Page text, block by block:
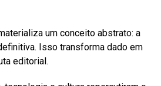
um conceito abstrato: a
Isso transforma dado em
editorial.